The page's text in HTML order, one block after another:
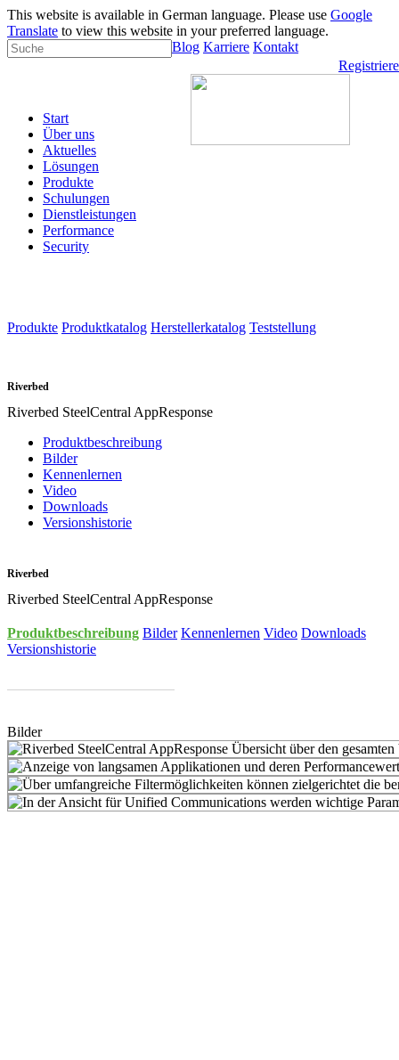
This website is available in German language. Please use Google
Translate to view this website in your preferred language.
Blog Karriere Kontakt
Start
Über uns
Aktuelles
Lösungen
Produkte
Schulungen
Dienstleistungen
Performance
Security
Produkte Produktkatalog Herstellerkatalog Teststellung
Riverbed
Riverbed SteelCentral AppResponse
Produktbeschreibung
Bilder
Kennenlernen
Video
Downloads
Versionshistorie
Riverbed
Riverbed SteelCentral AppResponse
Produktbeschreibung Bilder Kennenlernen Video Downloads
Versionshistorie
Bilder